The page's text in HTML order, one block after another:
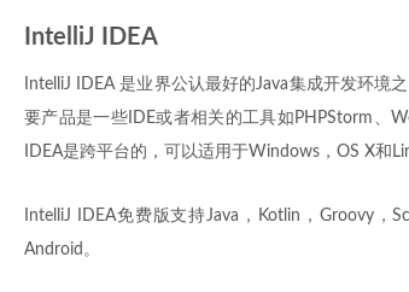
IntelliJ IDEA
IntelliJ IDEA 是业界公认最好的Java集成开发环境
要产品是一些IDE或者相关的工具如PHPStorm、
IDEA是跨平台的，可以适用于Windows，OS X和
IntelliJ IDEA免费版支持Java，Kotlin，Groovy，
Android。